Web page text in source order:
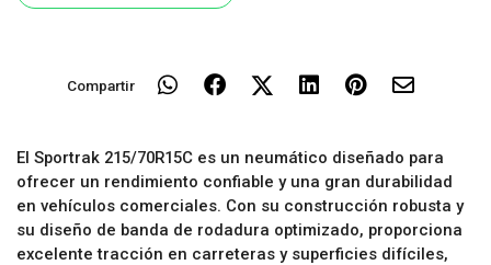
Compartir
El Sportrak 215/70R15C es un neumático diseñado para
ofrecer un rendimiento confiable y una gran durabilidad
en vehículos comerciales. Con su construcción robusta y
su diseño de banda de rodadura optimizado, proporciona
excelente tracción en carreteras y superficies difíciles,